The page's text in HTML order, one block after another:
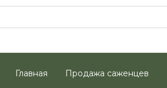
Главная Продажа саженцев